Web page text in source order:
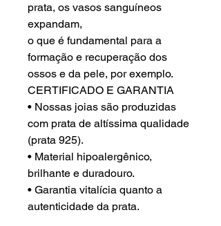
prata, os vasos sanguíneos
expandam,
o que é fundamental para a
formação e recuperação dos
ossos e da pele, por exemplo.
CERTIFICADO E GARANTIA
• Nossas joias são produzidas
com prata de altíssima qualidade
(prata 925).
• Material hipoalergênico,
brilhante e duradouro.
• Garantia vitalícia quanto a
autenticidade da prata.